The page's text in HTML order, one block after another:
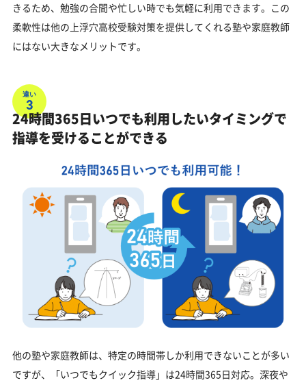
きるため、勉強の合間や忙しい時でも気軽に利用できます。この
柔軟性は他の上浮穴高校受験対策を提供してくれる塾や家庭教師
にはない大きなメリットです。
違い
3
24時間365日いつでも利用したいタイミングで
指導を受けることができる
他の塾や家庭教師は、特定の時間帯しか利用できないことが多い
ですが、「いつでもクイック指導」は24時間365日対応。深夜や